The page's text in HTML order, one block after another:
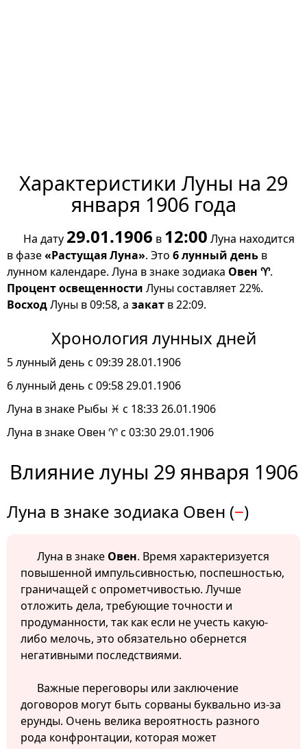
Характеристики Луны на 29
января 1906 года
На дату 29.01.1906 в 12:00 Луна находится
в фазе«Растущая Луна». Это 6 лунный день в
лунном календаре. Луна в знаке зодиака Овен ♈.
Процент освещенности Луны составляет 22%.
ВосходЛуны в 09:58, а закат в 22:09.
Хронология лунных дней
5 лунный день с 09:39 28.01.1906
6 лунный день с 09:58 29.01.1906
Луна в знаке Рыбы ♓ с 18:33 26.01.1906
Луна в знаке Овен ♈ с 03:30 29.01.1906
Влияние луны 29 января 1906
Луна в знаке зодиака Овен (−)
Луна в знаке Овен. Время характеризуется
повышенной импульсивностью, поспешностью,
граничащей с опрометчивостью. Лучше
отложить дела, требующие точности и
продуманности, так как если не учесть какую-
либо мелочь, это обязательно обернется
негативными последствиями.
Важные переговоры или заключение
договоров могут быть сорваны буквально из-за
ерунды. Очень велика вероятность разного
рода конфронтации, которая может